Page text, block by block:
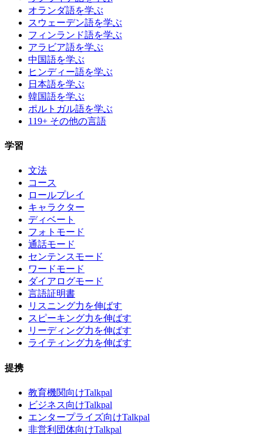
オランダ語を学ぶ
スウェーデン語を学ぶ
フィンランド語を学ぶ
アラビア語を学ぶ
中国語を学ぶ
ヒンディー語を学ぶ
日本語を学ぶ
韓国語を学ぶ
ポルトガル語を学ぶ
119+ その他の言語
学習
文法
コース
ロールプレイ
キャラクター
ディベート
フォトモード
通話モード
センテンスモード
ワードモード
ダイアログモード
言語証明書
リスニング力を伸ばす
スピーキング力を伸ばす
リーディング力を伸ばす
ライティング力を伸ばす
提携
教育機関向けTalkpal
ビジネス向けTalkpal
エンタープライズ向けTalkpal
非営利団体向けTalkpal